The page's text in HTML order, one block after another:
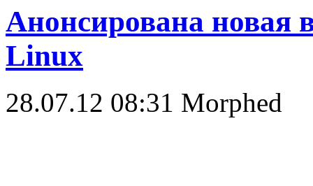
Анонсирована новая
Linux
28.07.12 08:31 Morphed